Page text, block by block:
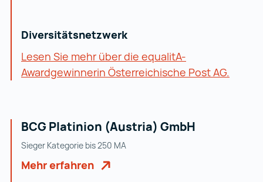
Diversitätsnetzwerk
Lesen Sie mehr über die equalitA-
Awardgewinnerin Österreichische Post AG.
BCG Platinion (Austria) GmbH
Sieger Kategorie bis 250 MA
Mehr erfahren